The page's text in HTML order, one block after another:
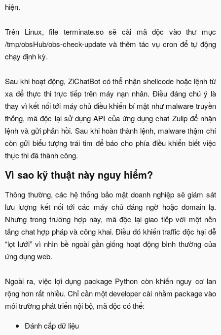
hiện.
Trên Linux, file terminate.so sẽ cài mã độc vào thư mục
/tmp/obsHub/obs-check-update và thêm tác vụ cron để tự động
chạy định kỳ.
Sau khi hoạt động, ZiChatBot có thể nhận shellcode hoặc lệnh từ
xa để thực thi trực tiếp trên máy nạn nhân. Điều đáng chú ý là
thay vì kết nối tới máy chủ điều khiển bí mật như malware truyền
thống, mã độc lại sử dụng API của ứng dụng chat Zulip để nhận
lệnh và gửi phản hồi. Sau khi hoàn thành lệnh, malware thậm chí
còn gửi biểu tượng trái tim để báo cho phía điều khiển biết việc
thực thi đã thành công.​
Vì sao kỹ thuật này nguy hiểm?​
Thông thường, các hệ thống bảo mật doanh nghiệp sẽ giám sát
lưu lượng kết nối tới các máy chủ đáng ngờ hoặc domain lạ.
Nhưng trong trường hợp này, mã độc lại giao tiếp với một nền
tảng chat hợp pháp và công khai. Điều đó khiến traffic độc hại dễ
“lọt lưới” vì nhìn bề ngoài gần giống hoạt động bình thường của
ứng dụng web.
Ngoài ra, việc lợi dụng package Python còn khiến nguy cơ lan
rộng hơn rất nhiều. Chỉ cần một developer cài nhầm package vào
môi trường phát triển nội bộ, mã độc có thể:​
Đánh cắp dữ liệu​